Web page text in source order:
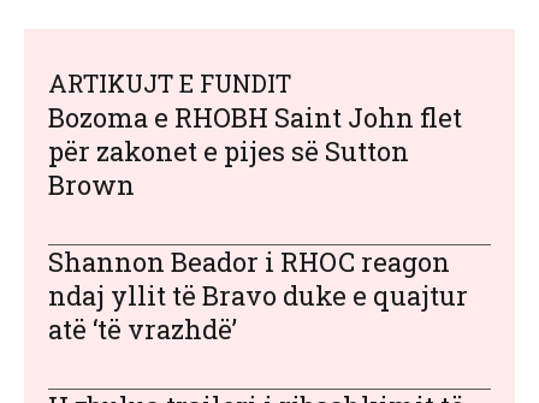
ARTIKUJT E FUNDIT
Bozoma e RHOBH Saint John flet
për zakonet e pijes së Sutton
Brown
Shannon Beador i RHOC reagon
ndaj yllit të Bravo duke e quajtur
atë ‘të vrazhdë’